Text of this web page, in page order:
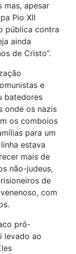
apesar
Pio XII
pública contra
ainda
de Cristo”.
e
batedores
onde os nazis
os comboios
para um
estava
mais de
não-judeus,
de
com
pró-
levado ao